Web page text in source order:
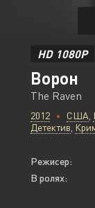
HD 1080P
Ворон
The Raven
2012 США
Детектив
Режисер:
В ролях: